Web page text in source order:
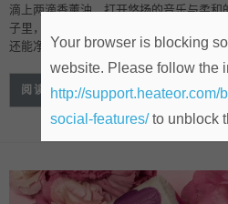
滴上两滴香薰油，打开悠扬的音乐与柔
子里，释放着一天的疲惫与压力；究竟香
还能净化身心灵呢？一起来看看吧！
阅读更多
Your browser is blocking
website. Please follow the
http://support.heateor.com/
social-features/to unblock